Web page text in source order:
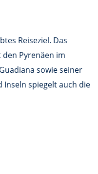
Reiseziel. Das
Pyrenäen im
sowie seiner
spiegelt auch die